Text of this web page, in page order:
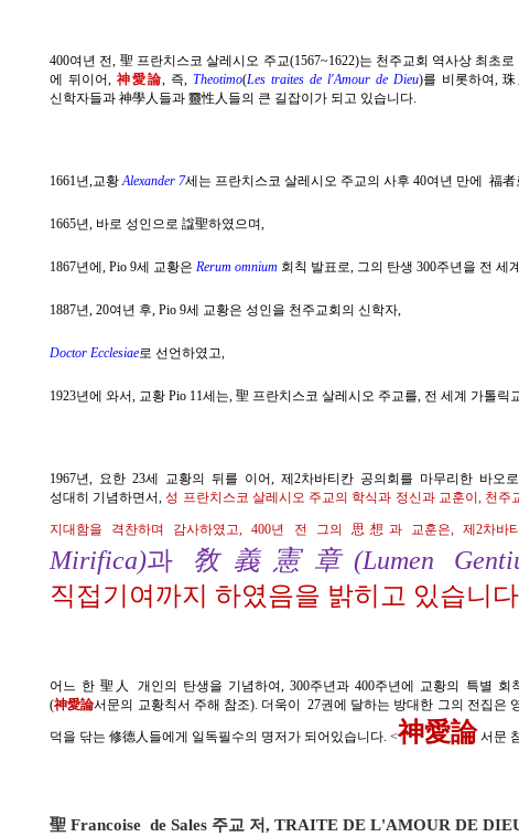
400여년 전, 聖 프란치스코 살레시오 주교(1567~1622)는 천주교회 역사상 최초
에 뒤이어, 神愛論, 즉, Theotimo(Les traites de l'Amour de Dieu)를 비롯하여,
신학자들과 神學人들과 靈性人들의 큰 길잡이가 되고 있습니다.
1661년,교황Alexander 7세는 프란치스코 살레시오 주교의 사후 40여년 만에 福
1665년, 바로 성인으로 諡聖하였으며,
1867년에, Pio 9세 교황은 Rerum omnium 회칙 발표로, 그의 탄생 300주년을 전 세
1887년, 20여년 후, Pio 9세 교황은 성인을 천주교회의 신학자,
Doctor Ecclesiae로 선언하였고,
1923년에 와서, 교황 Pio 11세는, 聖 프란치스코 살레시오 주교를, 전 세계 가톨
1967년, 요한 23세 교황의 뒤를 이어, 제2차바티칸 공의회를 마무리한 바오
성대히 기념하면서,성 프란치스코 살레시오 주교의 학식과 정신과 교훈이, 천주
지대함을 격찬하며 감사하였고, 400년 전 그의 思想과 교훈은, 제2차바
Mirifica)과 敎義憲章(Lumen
직접기여까지 하였음을 밝히고 있습니
어느 한 聖人 개인의 탄생을 기념하여, 300주년과 400주년에 교황의 특별
(神愛論서문의 교황칙서 주해 참조). 더욱이 27권에 달하는 방대한 그의 전집은
덕을 닦는 修德人들에게 일독필수의 명저가 되어있습니다. <神愛論 서문
聖 Francoise de Sales 주교 저, TRAITE DE L'AMOUR DE